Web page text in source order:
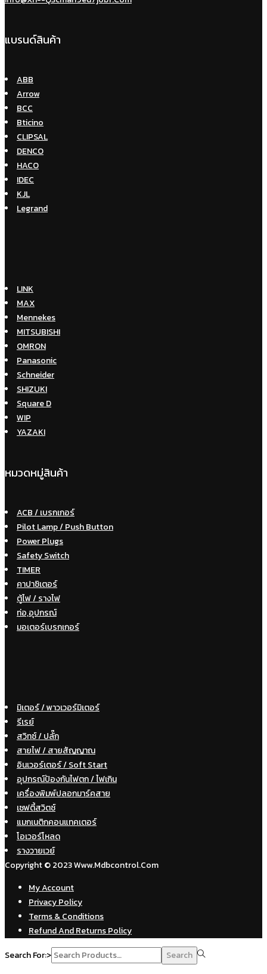
แบรนด์สินค้า
ABB
Arrow
BCC
Bticino
CLIPSAL
DENCO
HACO
IDEC
KJL
Legrand
LINK
MAX
Mennekes
MITSUBISHI
OMRON
Panasonic
Schneider
SHIZUKI
Square D
WIP
YAZAKI
หมวดหมู่สินค้า
ACB / เบรกเกอร์
Pilot Lamp / Push Button
Power Plugs
Safety Switch
TIMER
คาปาซิเตอร์
ตู้ไฟ / รางไฟ
ท่อ,อุปกรณ์
มอเตอร์เบรกเกอร์
มิเตอร์ / พาวเวอร์มิเตอร์
รีเรย์
สวิทซ์ / ปลั๊ก
สายไฟ / สายสัญญาณ
อินเวอร์เตอร์ / Soft Start
อุปกรณ์ป้องกันไฟตก / ไฟเกิน
เครื่องพิมพ์ปลอกมาร์คสาย
เซฟตี้สวิตช์
แมกเนติกคอนแทคเตอร์
โอเวอร์โหลด
รางวายเวย์
Copyright © 2023 Www.mdbcontrol.com
My Account
Privacy Policy
Terms & Conditions
Refund And Returns Policy
Search For:>
Search